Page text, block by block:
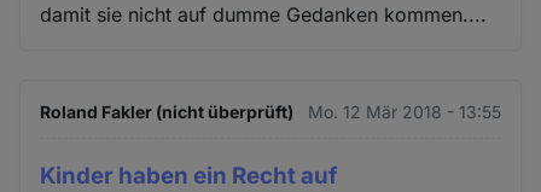
damit sie nicht auf dumme Gedanken kommen....
Roland Fakler (nicht überprüft) Mo. 12 Mär 2018 - 13:55
Kinder haben ein Recht auf